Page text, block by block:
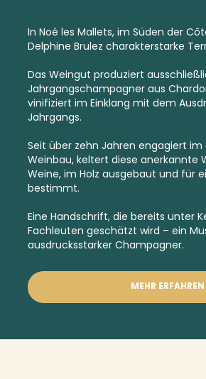
In Noé les Mallets, im Süden der
Delphine Brulez charakterstarke
Das Weingut produziert
Jahrgangschampagner aus
vinifiziert im Einklang mit dem
Jahrgangs.
Seit über zehn Jahren engagiert im
Weinbau, keltert diese anerkannte
Weine, im Holz ausgebaut und für
bestimmt.
Eine Handschrift, die bereits unter
Fachleuten geschätzt wird – ein
ausdrucksstarker Champagner.
MEHR ERFAHREN